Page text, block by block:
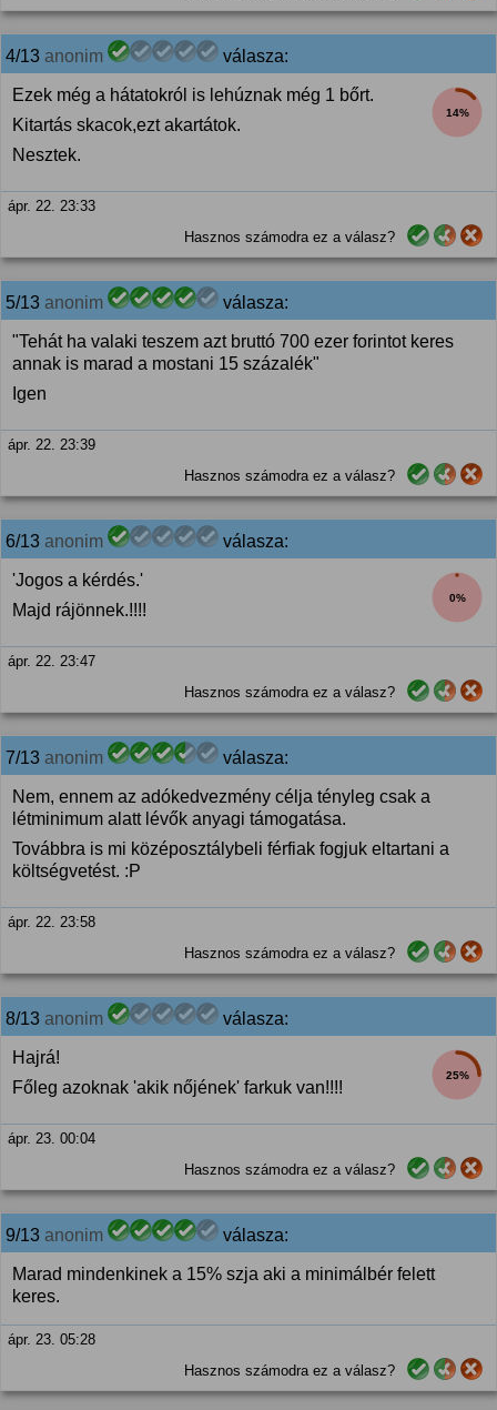
4/13 anonim válasza:
14%
Ezek még a hátatokról is lehúznak még 1 bőrt.
Kitartás skacok,ezt akartátok.
Nesztek.
ápr. 22. 23:33
Hasznos számodra ez a válasz?
5/13 anonim válasza:
"Tehát ha valaki teszem azt bruttó 700 ezer forintot keres
annak is marad a mostani 15 százalék"
Igen
ápr. 22. 23:39
Hasznos számodra ez a válasz?
6/13 anonim válasza:
0%
'Jogos a kérdés.'
Majd rájönnek.!!!!
ápr. 22. 23:47
Hasznos számodra ez a válasz?
7/13 anonim válasza:
Nem, ennem az adókedvezmény célja tényleg csak a
létminimum alatt lévők anyagi támogatása.
Továbbra is mi középosztálybeli férfiak fogjuk eltartani a
költségvetést. :P
ápr. 22. 23:58
Hasznos számodra ez a válasz?
8/13 anonim válasza:
25%
Hajrá!
Főleg azoknak 'akik nőjének' farkuk van!!!!
ápr. 23. 00:04
Hasznos számodra ez a válasz?
9/13 anonim válasza:
Marad mindenkinek a 15% szja aki a minimálbér felett
keres.
ápr. 23. 05:28
Hasznos számodra ez a válasz?